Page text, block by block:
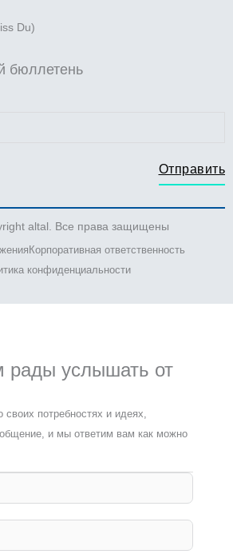
Du)
бюллетень
Отправить
altal. Все права защищены
Корпоративная ответственность
конфиденциальности
рады услышать от
своих потребностях и идеях,
и мы ответим вам как можно